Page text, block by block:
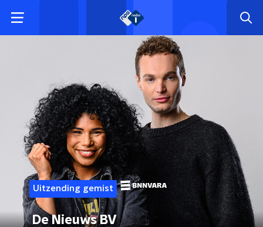
Uitzending gemist
De Nieuws BV